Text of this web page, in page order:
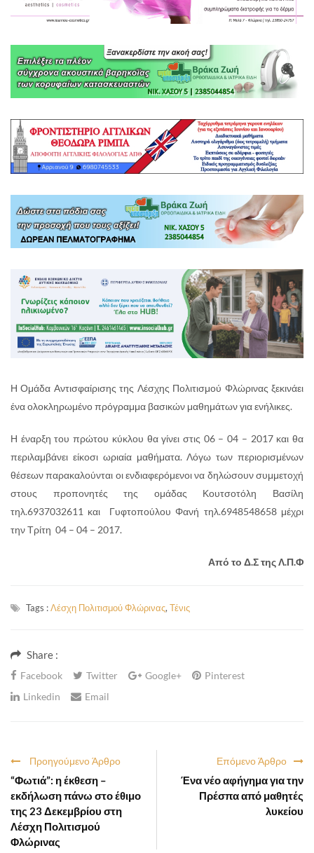
Η Ομάδα Αντισφαίρισης της Λέσχης Πολιτισμού Φλώρινας ξεκινάει
ένα ολοκληρωμένο πρόγραμμα βασικών μαθημάτων για ενήλικες.
Η έναρξη του πρώτου κύκλου θα γίνει στις 06 – 04 – 2017 και θα
περιλαμβάνει είκοσι ωριαία μαθήματα. Λόγω των περιορισμένων
θέσεων παρακαλούνται οι ενδιαφερόμενοι να δηλώσουν συμμετοχή
στους προπονητές της ομάδας Κουτσοτόλη Βασίλη
τηλ.6937032611 και Γυφτοπούλου Φανή τηλ.6948548658 μέχρι
την Τρίτη 04 – 04 – 2017.
Από το Δ.Σ της Λ.Π.Φ
Tags :Λέσχη Πολιτισμού Φλώρινας, Τένις
Share :
Facebook Twitter Google+
Pinterest
Linkedin
Email
Επόμενο Άρθρο
Ένα νέο αφήγημα για την
Πρέσπα από μαθητές
λυκείου
Προηγούμενο Άρθρο
“Φωτιά”: η έκθεση –
εκδήλωση πάνω στο έθιμο
της 23 Δεκεμβρίου στη
Λέσχη Πολιτισμού
Φλώρινας